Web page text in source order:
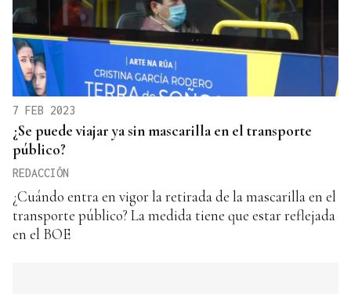
7 FEB 2023
¿Se puede viajar ya sin mascarilla en el transporte
público?
REDACCIÓN
¿Cuándo entra en vigor la retirada de la mascarilla en el
transporte público? La medida tiene que estar reflejada
en el BOE